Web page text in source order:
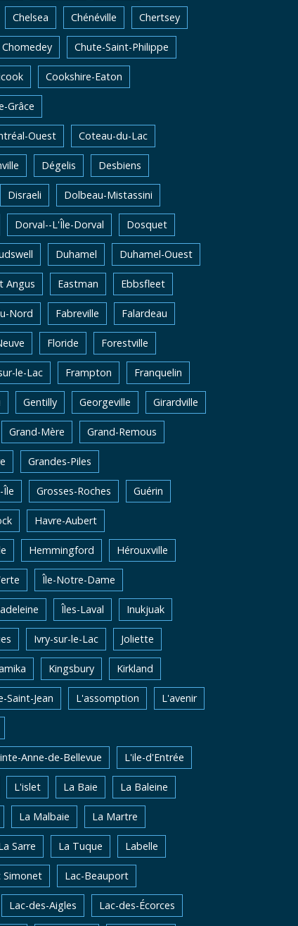
Chelsea Chénéville Chertsey
Chomedey Chute-Saint-Philippe
Cookshire-Eaton
Grâce
Ouest Coteau-du-Lac
Dégelis Desbiens
Disraeli Dolbeau-Mistassini
Dorval--L'Île-Dorval Dosquet
Duhamel Duhamel-Ouest
Angus Eastman Ebbsfleet
Nord Fabreville Falardeau
Floride Forestville
le-Lac Frampton Franquelin
Gentilly Georgeville Girardville
Grand-Mère Grand-Remous
Grandes-Piles
Île Grosses-Roches Guérin
Havre-Aubert
Hemmingford Hérouxville
Île-Notre-Dame
Îles-Laval Inukjuak
Ivry-sur-le-Lac Joliette
Kingsbury Kirkland
Saint-Jean L'assomption L'avenir
Anne-de-Bellevue L'ile-d'Entrée
L'islet La Baie La Baleine
La Malbaie La Martre
Sarre La Tuque Labelle
Simonet Lac-Beauport
Lac-des-Aigles Lac-des-Écorces